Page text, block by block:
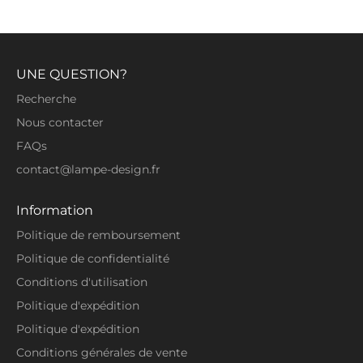
UNE QUESTION?
Recherche
Nous contacter
FAQs
contact@lampe-design.fr
Information
Politique de remboursement
Politique de confidentialité
Conditions d'utilisation
Politique d'expédition
Politique d'expédition
Conditions générales de vente